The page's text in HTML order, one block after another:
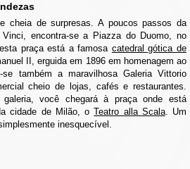
cheia de surpresas. A poucos passos da
encontra-se a Piazza do Duomo, no
praça está a famosa catedral gótica de
II, erguida em 1896 em homenagem ao
também a maravilhosa Galeria Vittorio
cheio de lojas, cafés e restaurantes.
você chegará à praça onde está
cidade de Milão, oTeatro alla Scala. Um
inesquecível.